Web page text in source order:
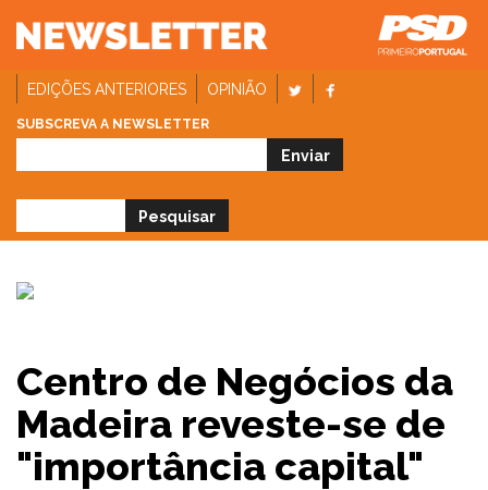
EDIÇÕES ANTERIORES OPINIÃO
SUBSCREVA A NEWSLETTER
Centro de Negócios da
Madeira reveste-se de
"importância capital"